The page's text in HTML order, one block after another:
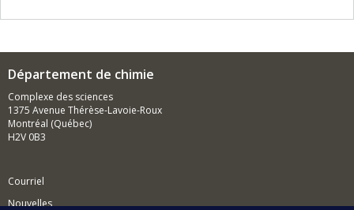
Département de chimie
Complexe des sciences
1375 Avenue Thérèse-Lavoie-Roux
Montréal (Québec)
H2V 0B3
Courriel
Nouvelles